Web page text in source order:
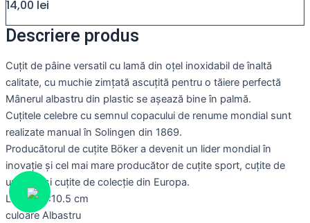
14,00 lei
Descriere produs
Cuțit de pâine versatil cu lamă din oțel inoxidabil de înaltă
calitate, cu muchie zimțată ascuțită pentru o tăiere perfectă
Mânerul albastru din plastic se așează bine în palmă.
Cuțitele celebre cu semnul copacului de renume mondial sunt
realizate manual în Solingen din 1869.
Producătorul de cuțite Böker a devenit un lider mondial în
inovație și cel mai mare producător de cuțite sport, cuțite de
urgență și cuțite de colecție din Europa.
Lungime :10.5 cm
culoare Albastru